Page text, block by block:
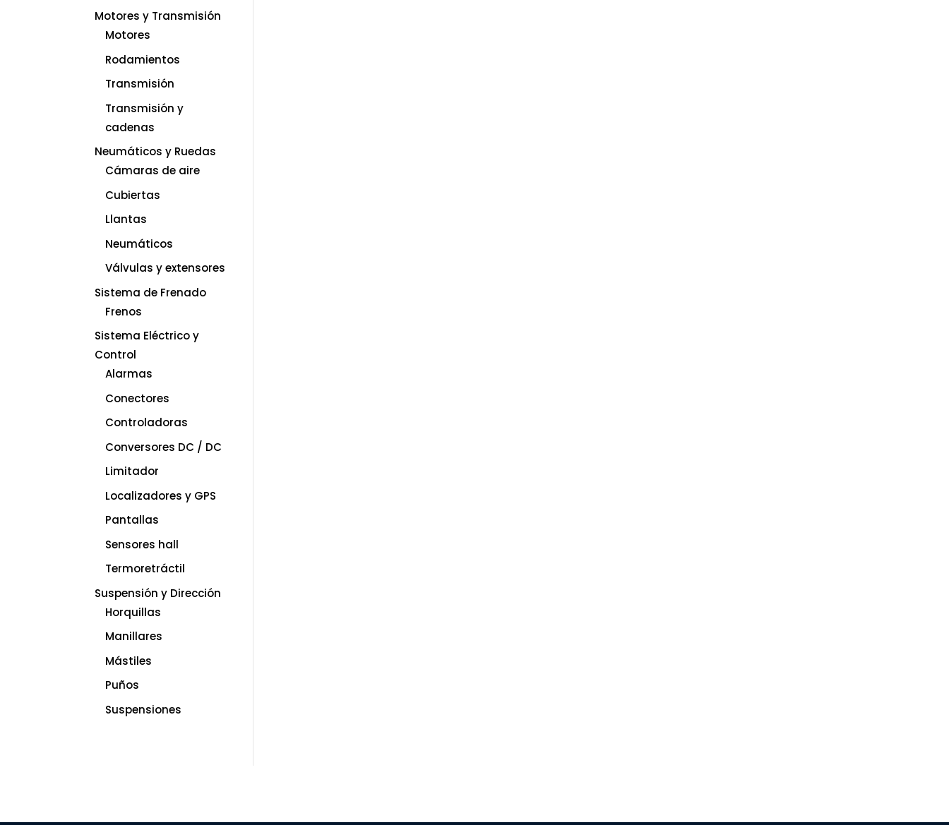
Motores y Transmisión
Motores
Rodamientos
Transmisión
Transmisión y
cadenas
Neumáticos y Ruedas
Cámaras de aire
Cubiertas
Llantas
Neumáticos
Válvulas y extensores
Sistema de Frenado
Frenos
Sistema Eléctrico y
Control
Alarmas
Conectores
Controladoras
Conversores DC / DC
Limitador
Localizadores y GPS
Pantallas
Sensores hall
Termoretráctil
Suspensión y Dirección
Horquillas
Manillares
Mástiles
Puños
Suspensiones